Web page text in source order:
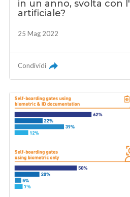
in un anno, svolta con
artificiale?
25 Mag 2022
Condividi